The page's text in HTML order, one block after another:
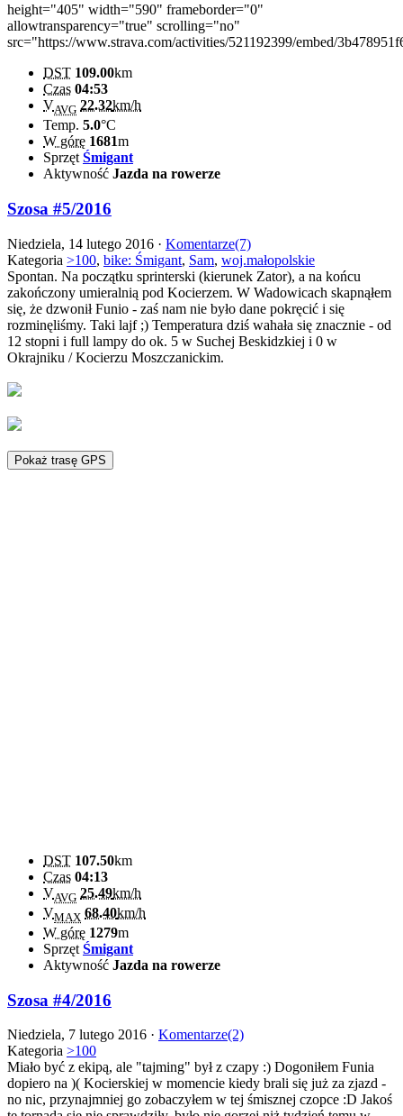
height="405" width="590" frameborder="0"
allowtransparency="true" scrolling="no"
src="https://www.strava.com/activities/521192399/embed/
DST 109.00km
Czas 04:53
VAVG 22.32km/h
Temp. 5.0°C
W górę 1681m
Sprzęt Śmigant
Aktywność Jazda na rowerze
Szosa #5/2016
Niedziela, 14 lutego 2016 · Komentarze(7)
Kategoria >100, bike: Śmigant, Sam, woj.małopolskie
Spontan. Na początku sprinterski (kierunek Zator), a na końcu
zakończony umieralnią pod Kocierzem. W Wadowicach skapnąłem
się, że dzwonił Funio - zaś nam nie było dane pokręcić i się
rozminęliśmy. Taki lajf ;) Temperatura dziś wahała się znacznie - od
12 stopni i full lampy do ok. 5 w Suchej Beskidzkiej i 0 w
Okrajniku / Kocierzu Moszczanickim.
Pokaż trasę GPS
DST 107.50km
Czas 04:13
VAVG 25.49km/h
VMAX 68.40km/h
W górę 1279m
Sprzęt Śmigant
Aktywność Jazda na rowerze
Szosa #4/2016
Niedziela, 7 lutego 2016 · Komentarze(2)
Kategoria >100
Miało być z ekipą, ale "tajming" był z czapy :) Dogoniłem Funia
dopiero na )( Kocierskiej w momencie kiedy brali się już za zjazd -
no nic, przynajmniej go zobaczyłem w tej śmisznej czopce :D Jakoś